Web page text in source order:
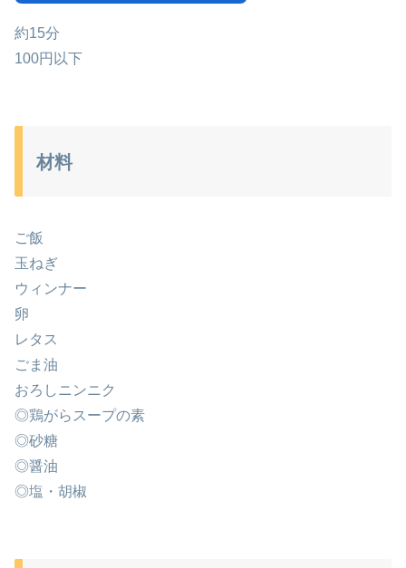
約15分
100円以下
材料
ご飯
玉ねぎ
ウィンナー
卵
レタス
ごま油
おろしニンニク
◎鶏がらスープの素
◎砂糖
◎醤油
◎塩・胡椒